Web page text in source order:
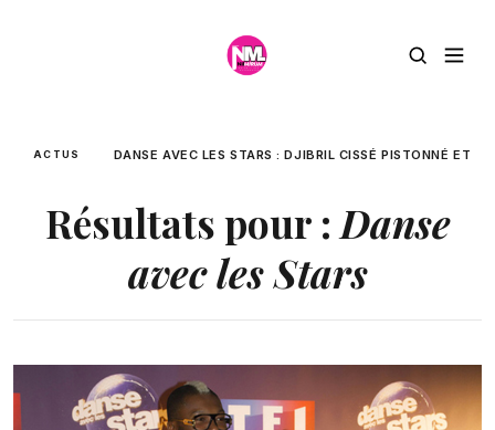
ACTUS DANSE AVEC LES STARS : DJIBRIL CISSÉ PISTONNÉ ET
Résultats pour : Danse
avec les Stars